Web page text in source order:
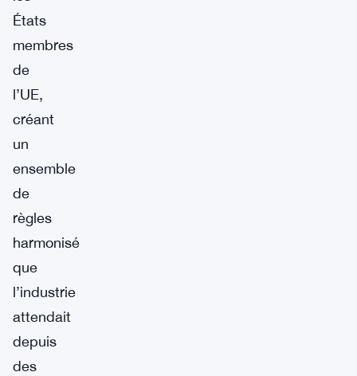
États
membres
de
l’UE,
créant
un
ensemble
de
règles
harmonisé
que
l’industrie
attendait
depuis
des